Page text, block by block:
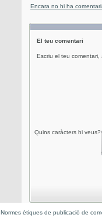
Encara no hi ha
El teu comentari
Escriu el teu
Quins caràcters hi veus?
Normes ètiques de publicació de